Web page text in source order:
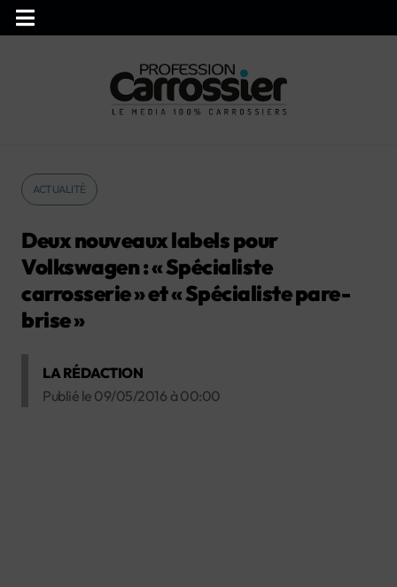
ACTUALITÉ
Deux nouveaux labels pour
Volkswagen : « Spécialiste
carrosserie » et « Spécialiste pare-
brise »
LA RÉDACTION
Publié le 09/05/2016 à 00:00